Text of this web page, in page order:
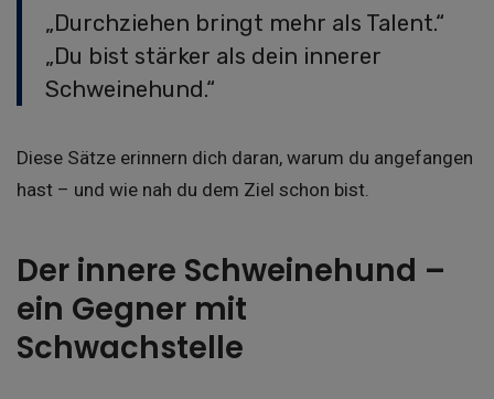
„Durchziehen bringt mehr als Talent.“
„Du bist stärker als dein innerer
Schweinehund.“
Diese Sätze erinnern dich daran, warum du angefangen
hast – und wie nah du dem Ziel schon bist.
Der innere Schweinehund –
ein Gegner mit
Schwachstelle